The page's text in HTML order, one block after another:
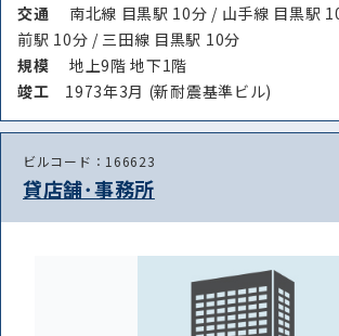
交通
南北線 目黒駅 10分 / 山手線 目黒駅
前駅 10分 / 三田線 目黒駅 10分
規模
地上9階 地下1階
竣⼯ 1973年3月 (新耐震基準ビル)
ビルコード：166623
貸店舗･事務所